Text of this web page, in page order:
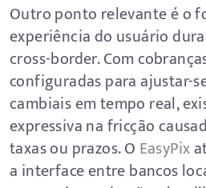
Outro ponto relevante é o
experiência do usuário
cross-border. Com
configuradas para ajustar-
cambiais em tempo real,
expressiva na fricção
taxas ou prazos. O EasyPix
a interface entre bancos